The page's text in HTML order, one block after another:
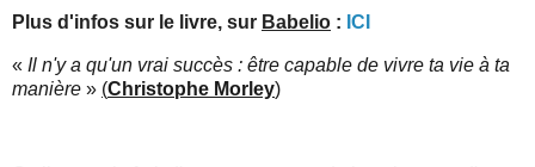
Plus d'infos sur le livre, sur Babelio : ICI
« Il n'y a qu'un vrai succès : être capable de vivre ta vie à ta
manière » (Christophe Morley)